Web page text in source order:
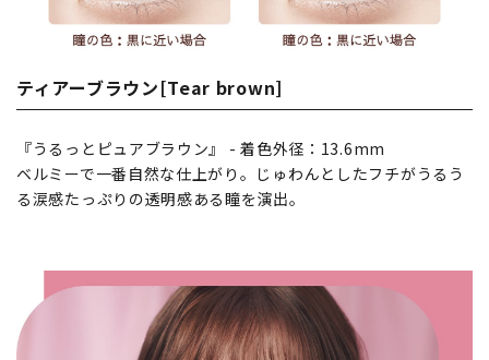
ティアーブラウン[Tear brown]
『うるっとピュアブラウン』 - 着色外径：13.6mm
ベルミーで一番自然な仕上がり。じゅわんとしたフチがうるう
る涙感たっぷりの透明感ある瞳を演出。